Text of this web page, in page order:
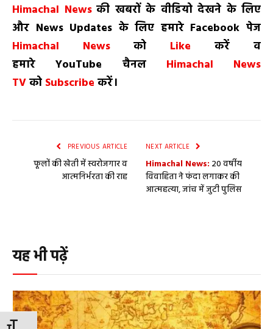
Himachal News की खबरों के वीडियो देखने के लिए
और News Updates के लिए हमारेFacebookपेज
Himachal News
को Like करें व
हमारे YouTube चैनल
Himachal News
TVको Subscribe करें।
PREVIOUS ARTICLE
फूलों की खेती में स्वरोजगार व
आत्मनिर्भरता की राह
NEXT ARTICLE
Himachal News: 20 वर्षीय
विवाहिता ने फंदा लगाकर की
आत्महत्या, जांच में जुटी पुलिस
यह भी पढ़ें